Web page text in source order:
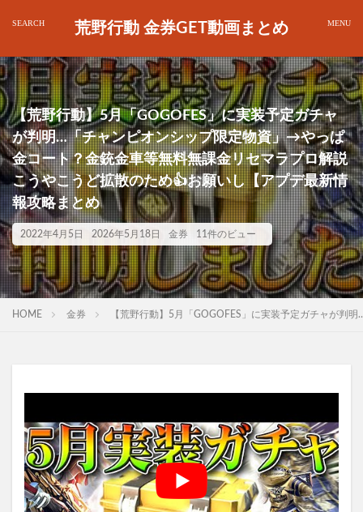
荒野行動 金券GET動画まとめ
【荒野行動】5月「GOGOFES」に実装予定ガチャ
が判明…「チャンピオンシップ限定物資」→やっぱ
金コート？金銃金車等無料無課金リセマラプロ解説
こうやこうど拡散のため👍お願いし【アプデ最新情
報攻略まとめ
2022年4月5日 2026年5月18日 金券 11件のビュー
HOME 金券 【荒野行動】5月「GOGOFES」に実装予定ガチャが判